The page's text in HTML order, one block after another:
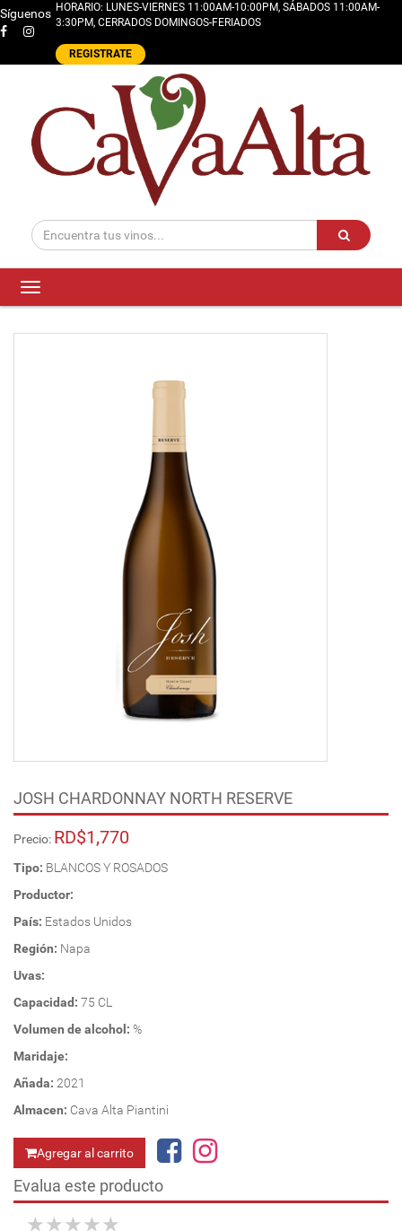
Síguenos HORARIO: LUNES-VIERNES 11:00AM-10:00PM, SÁBADOS 11:00AM-
3:30PM, CERRADOS DOMINGOS-FERIADOS
REGISTRATE
Toggle
navigation
JOSH CHARDONNAY NORTH RESERVE
Precio: RD$1,770
Tipo: BLANCOS Y ROSADOS
Productor:
País: Estados Unidos
Región: Napa
Uvas:
Capacidad: 75 CL
Volumen de alcohol: %
Maridaje:
Añada: 2021
Almacen: Cava Alta Piantini
Agregar al carrito
Evalua este producto
★
★
★
★
★